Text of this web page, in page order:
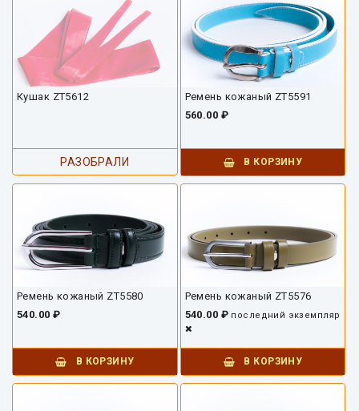
Кушак ZT5612
РАЗОБРАЛИ
Ремень кожаный ZT5591
560.00 ₽
В КОРЗИНУ
Ремень кожаный ZT5580
540.00 ₽
В КОРЗИНУ
Ремень кожаный ZT5576
540.00 ₽ последний экземпляр
В КОРЗИНУ